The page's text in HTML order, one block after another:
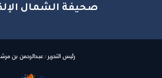
صحيفة الشمال
رئيس التحرير : عبدالرحمن بن